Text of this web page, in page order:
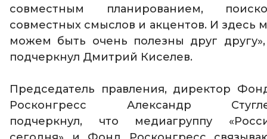
совместным планированием,
совместных смыслов и акцентов. И здесь
можем быть очень полезны друг
подчеркнул Дмитрий Киселев.
Председатель правления, директор
Росконгресс Александр
подчеркнул, что медиагруппу